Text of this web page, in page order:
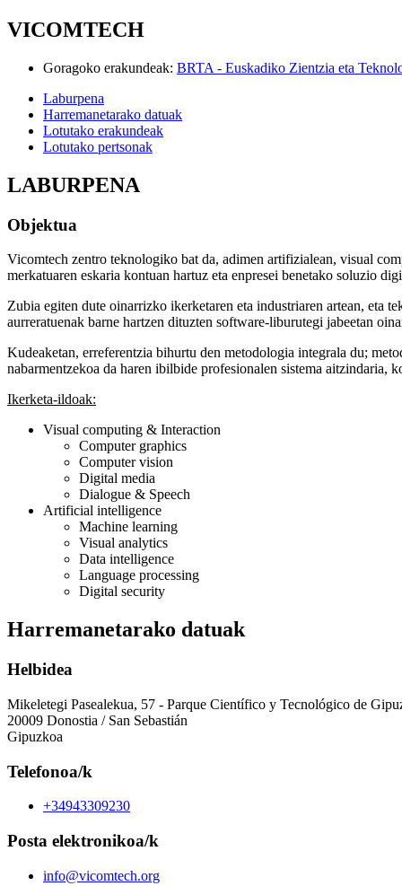
VICOMTECH
Goragoko erakundeak: BRTA - Euskadiko Zientzia eta
Laburpena
Harremanetarako datuak
Lotutako erakundeak
Lotutako pertsonak
LABURPENA
Objektua
Vicomtech zentro teknologiko bat da, adimen artifizialean, visual
merkatuaren eskaria kontuan hartuz eta enpresei benetako soluzio
Zubia egiten dute oinarrizko ikerketaren eta industriaren artean, eta
aurreratuenak barne hartzen dituzten software-liburutegi jabeetan
Kudeaketan, erreferentzia bihurtu den metodologia integrala du;
nabarmentzekoa da haren ibilbide profesionalen sistema aitzindaria,
Ikerketa-ildoak:
Visual computing & Interaction
Computer graphics
Computer vision
Digital media
Dialogue & Speech
Artificial intelligence
Machine learning
Visual analytics
Data intelligence
Language processing
Digital security
Harremanetarako datuak
Helbidea
Mikeletegi Pasealekua, 57 - Parque Científico y Tecnológico de
20009 Donostia / San Sebastián
Gipuzkoa
Telefonoa/k
+34943309230
Posta elektronikoa/k
info@vicomtech.org